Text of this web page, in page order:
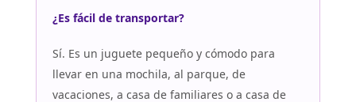
¿Es fácil de transportar?
Sí. Es un juguete pequeño y cómodo para
llevar en una mochila, al parque, de
vacaciones, a casa de familiares o a casa de